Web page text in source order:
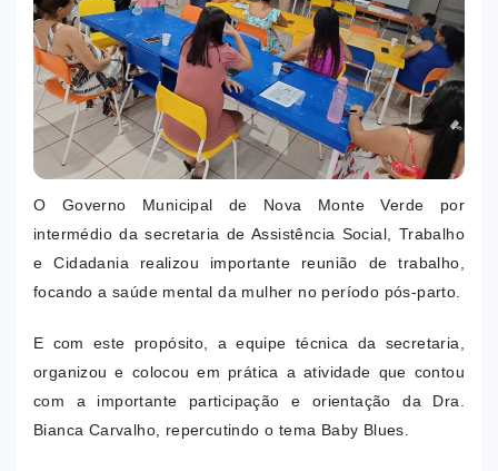
O Governo Municipal de Nova Monte Verde por
intermédio da secretaria de Assistência Social, Trabalho
e Cidadania realizou importante reunião de trabalho,
focando a saúde mental da mulher no período pós-parto.
E com este propósito, a equipe técnica da secretaria,
organizou e colocou em prática a atividade que contou
com a importante participação e orientação da Dra.
Bianca Carvalho, repercutindo o tema Baby Blues.